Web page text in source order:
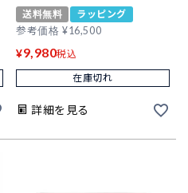
送料無料
ラッピング
参考価格 ¥16,500
¥9,980税込
在庫切れ
詳細を見る